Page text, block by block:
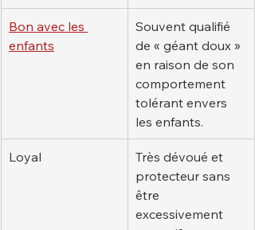
Bon avec les
enfants
Souvent qualifié
de « géant doux »
en raison de son
comportement
tolérant envers
les enfants.
Loyal
Très dévoué et
protecteur sans
être
excessivement